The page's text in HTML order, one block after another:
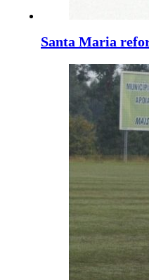
Santa Maria